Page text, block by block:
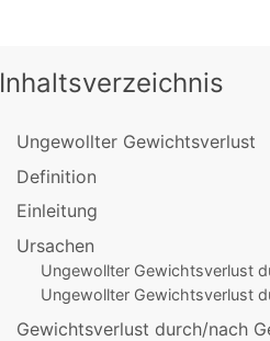
Inhaltsverzeichnis
Ungewollter Gewichtsverlust
Definition
Einleitung
Ursachen
Ungewollter Gewichtsverlust
Ungewollter Gewichtsverlust
Gewichtsverlust durch/nach